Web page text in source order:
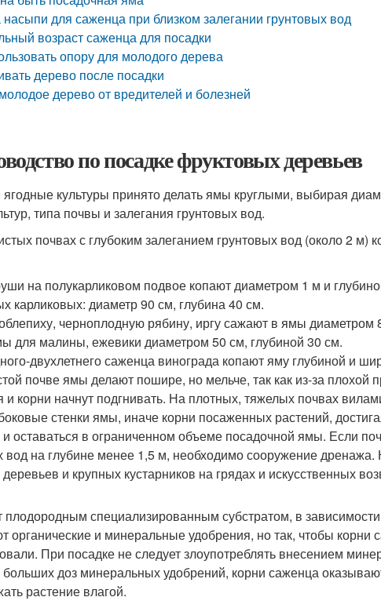
насыпи для саженца при близком залегании грунтовых вод
возраст саженца для посадки
опору для молодого дерева
дерево после посадки
дерево от вредителей и болезней
по посадке фруктовых деревьев
культуры принято делать ямы круглыми, выбирая
типа почвы и залегания грунтовых вод.
почвах с глубоким залеганием грунтовых вод (около 2
на полукарликовом подвое копают диаметром 1 м и
карликовых: диаметр 90 см, глубина 40 см.
черноплодную рябину, иргу сажают в ямы диаметром
для малины, ежевики диаметром 50 см, глубиной 30 см.
двухлетнего саженца винограда копают яму глубиной и
почве ямы делают пошире, но мельче, так как из-за плохой
и корни начнут подгнивать. На плотных, тяжелых почвах
стенки ямы, иначе корни посаженных растений,
оставаться в ограниченном объеме посадочной ямы. Если
вод на глубине менее 1,5 м, необходимо сооружение дренажа.
и крупных кустарников на грядах и искусственных
специализированным субстратом, в
органические и минеральные удобрения, но так, чтобы корни
При посадке не следует злоупотреблять внесением
доз минеральных удобрений, корни саженца
растение влагой.